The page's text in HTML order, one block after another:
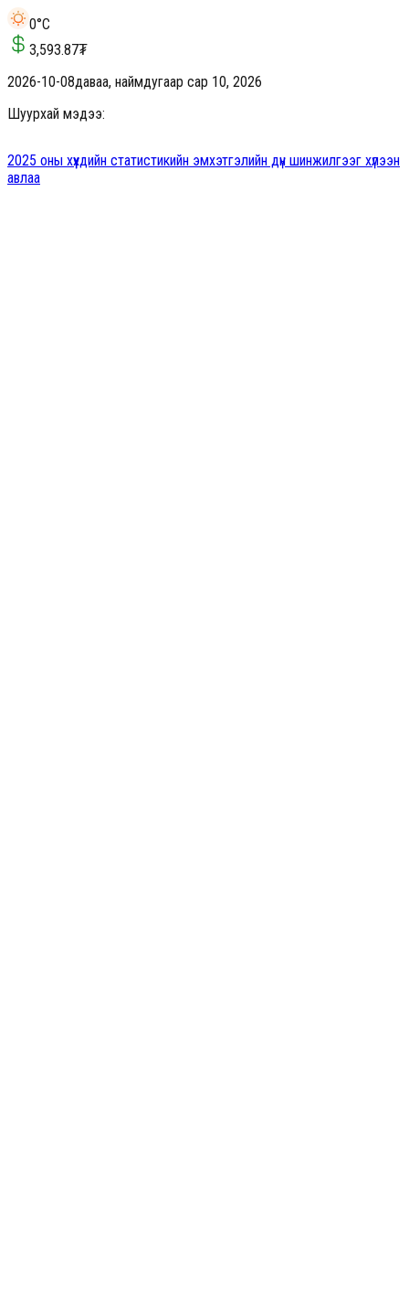
0°C
3,593.87₮
2026-10-08даваа, наймдугаар сар 10, 2026
Шуурхай мэдээ:
2025 оны хүүхдийн статистикийн эмхэтгэлийн дүн шинжилгээг хүлээн
авлаа